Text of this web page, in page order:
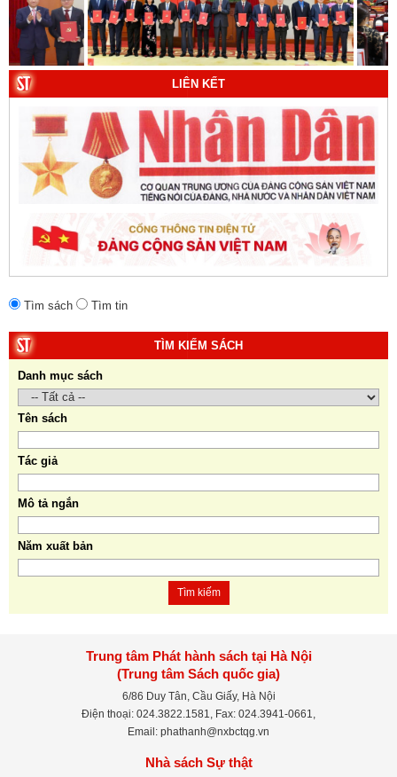
từng khoảnh khắc (Song ngữ Việt - Anh). Tác giả: Tập
thể tác giả.
9. Đường Hồ Chí Minh trên biển - Bản hùng ca bất diệt
của dân tộc Việt Nam. Tác giả: TS. Vũ Trọng Hùng
(Viện Lịch sử Đảng).
10. Một vành đai, một con đường: Hành trình dài của
Trung Quốc đến năm 2049 (Sách tham khảo).
Tác
giả:Michael H. Glantz, Robert J. Ross và Gavin G.
Daugherty (Đồng tác giả).
LIÊN KẾT
Tìm sách Tìm tin
TÌM KIẾM SÁCH
Danh mục sách
Tên sách
Tác giả
Mô tả ngắn
Năm xuất bản
Tìm kiếm
Trung tâm Phát hành sách tại Hà Nội
(Trung tâm Sách quốc gia)
6/86 Duy Tân, Cầu Giấy, Hà Nội
Điện thoại: 024.3822.1581, Fax: 024.3941-0661,
Email: phathanh@nxbctqg.vn
Nhà sách Sự thật